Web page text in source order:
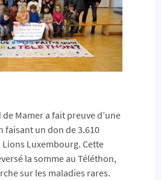
Mamer a fait preuve d’une
faisant un don de 3.610
Luxembourg. Cette
la somme au Téléthon,
sur les maladies rares.